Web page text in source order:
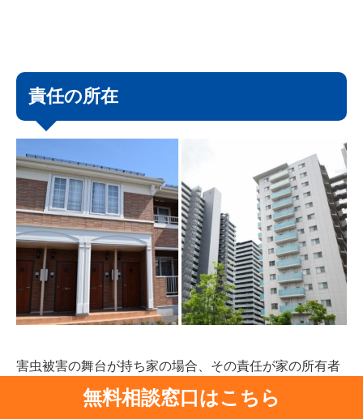
責任の所在
害虫被害の舞台が持ち家の場合、その責任が家の所有者
にあることは明白です（ただし、隣接する施設が原因で
無料相談窓口はこちら